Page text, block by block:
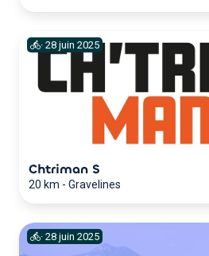
· 28 juin 2025
Chtriman S
20 km - Gravelines
· 28 juin 2025